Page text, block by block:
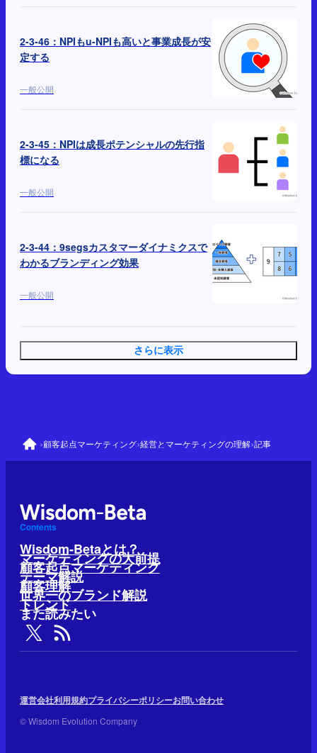
2-3-46：NPIもu-NPIも高いと事業成長が安
定する
一般公開
2-3-45：NPIは成長ポテンシャルの先行指
標になる
一般公開
2-3-44：9segsカスタマーダイナミクスで
わかるブランディング効果
一般公開
さらに表示
›顧客起点マーケティング›経営とマーケティングの理解›記事
Contents
Wisdom-Betaとは？
マーケティングの大前提
顧客起点マーケティング
テーマ解説
顧客理解
世界一のブランド解説
トレンド
また読みたい
運営会社利用規約プライバシーポリシーお問い合わせ
© Wisdom Evolution Company